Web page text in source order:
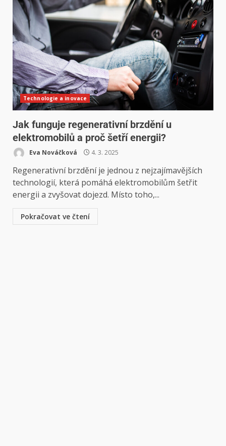
Technologie a inovace
Jak funguje regenerativní brzdění u
elektromobilů a proč šetří energii?
Eva Nováčková 4. 3. 2025
Regenerativní brzdění je jednou z nejzajímavějších
technologií, která pomáhá elektromobilům šetřit
energii a zvyšovat dojezd. Místo toho,...
Pokračovat ve čtení